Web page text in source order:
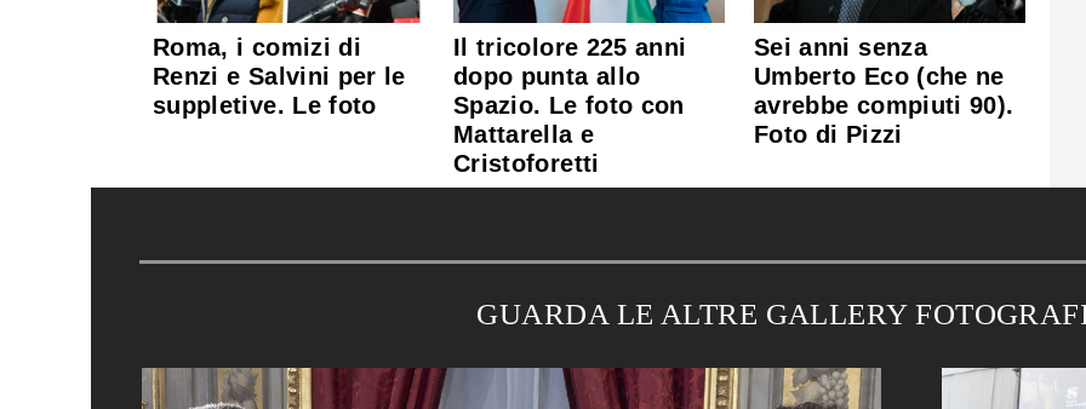
Roma, i comizi di
Renzi e Salvini per le
suppletive. Le foto
Il tricolore 225 anni
dopo punta allo
Spazio. Le foto con
Mattarella e
Cristoforetti
Sei anni senza
Umberto Eco (che ne
avrebbe compiuti 90).
Foto di Pizzi
GUARDA LE ALTRE GALLERY